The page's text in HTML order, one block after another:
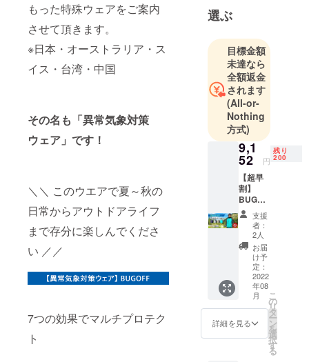
もった特殊ウェアをご案内
させて頂きます。
※日本・オーストラリア・ス
イス・台湾・中国
その名も「異常気象対策
ウェア」です！
＼＼ このウエアで夏～秋の
日常からアウトドアライフ
まで存分に楽しんでくださ
い ／／
7つの効果でマルチプロテク
ト
選ぶ
目標金額
未達なら
全額返金
されます
(All-or-
Nothing
方式)
9,1
52 円
残り
200
【超早
割】
BUGOF
Fマルチ
パー
カー
【２
０％Ｏ
ＦＦ】
BUGOF
F(バグ
オフ)マ
ルチ
パー
カー 市
場販売
支援
者：
2人
お届
け予
定：
2022
年08
月
詳細を見る
こ
の
リ
タ
ー
ン
を
選
択
す
る